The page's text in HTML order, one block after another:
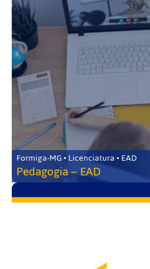
Formiga-MG • Licenciatura • EAD
Pedagogia – EAD